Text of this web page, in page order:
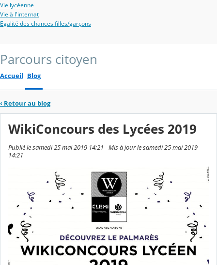
Vie lycéenne
Vie à l'internat
Egalité des chances filles/garçons
Parcours citoyen
Accueil Blog
‹ Retour au blog
WikiConcours des Lycées 2019
Publié le samedi 25 mai 2019 14:21 - Mis à jour le samedi 25 mai 2019
14:21